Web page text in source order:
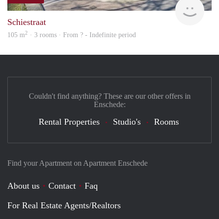
Schiestraat
105 m2 · 3 rooms · From ? - Indefinite period
Find your Apartment on Apartment Enschede
About us Contact
Faq
For Real Estate Agents/Realtors
Couldn't find anything? These are our other offers in
Enschede:
Rental Properties Studio's Rooms